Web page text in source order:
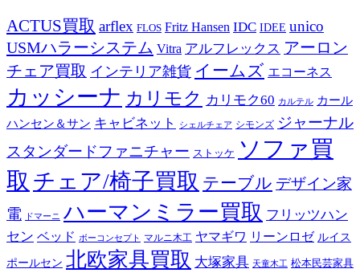
ACTUS買取 arflex FLOS Fritz Hansen IDC IDEE unico
USMハラーシステム Vitra アルフレックス アーロン
チェア買取 インテリア雑貨 イームズ エコーネス
カッシーナ カリモク カリモク60 カルテル カール
ハンセン＆サン キャビネット シェルチェア シモンズ ジャーナル
スタンダードファニチャー ストッケ ソファ買
取 チェア/椅子買取 テーブル デザイン家
電
ドマーニ ハーマンミラー買取 フリッツハン
セン ベッド ボーコンセプト マルニ木工 ヤマギワ リーンロゼ ルイス
ポールセン 北欧家具買取 大塚家具 天童木工 松本民芸家具